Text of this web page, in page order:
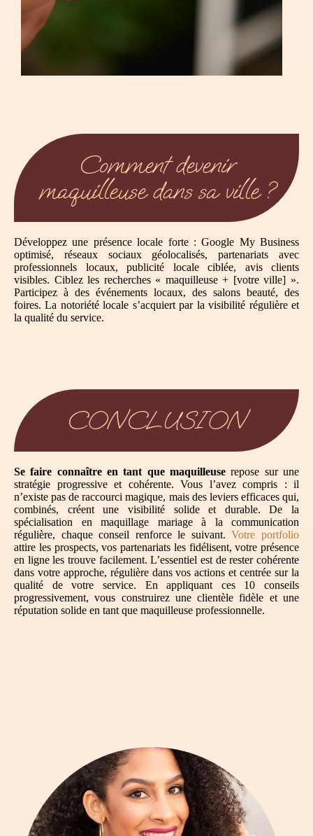
Comment devenir
maquilleuse dans sa ville ?
Développez une présence locale forte : Google My Business
optimisé, réseaux sociaux géolocalisés, partenariats avec
professionnels locaux, publicité locale ciblée, avis clients
visibles. Ciblez les recherches « maquilleuse + [votre ville] ».
Participez à des événements locaux, des salons beauté, des
foires. La notoriété locale s’acquiert par la visibilité régulière et
la qualité du service.
CONCLUSION
Se faire connaître en tant que maquilleuse repose sur une
stratégie progressive et cohérente. Vous l’avez compris : il
n’existe pas de raccourci magique, mais des leviers efficaces qui,
combinés, créent une visibilité solide et durable. De la
spécialisation en maquillage mariage à la communication
régulière, chaque conseil renforce le suivant.Votre portfolio
attire les prospects, vos partenariats les fidélisent, votre présence
en ligne les trouve facilement. L’essentiel est de rester cohérente
dans votre approche, régulière dans vos actions et centrée sur la
qualité de votre service. En appliquant ces 10 conseils
progressivement, vous construirez une clientèle fidèle et une
réputation solide en tant que maquilleuse professionnelle.